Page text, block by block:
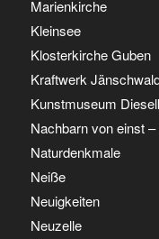
Marienkirche
Kleinsee
Klosterkirche Guben
Kraftwerk
Kunstmuseum
Nachbarn von einst
Naturdenkmale
Neiße
Neuigkeiten
Neuzelle